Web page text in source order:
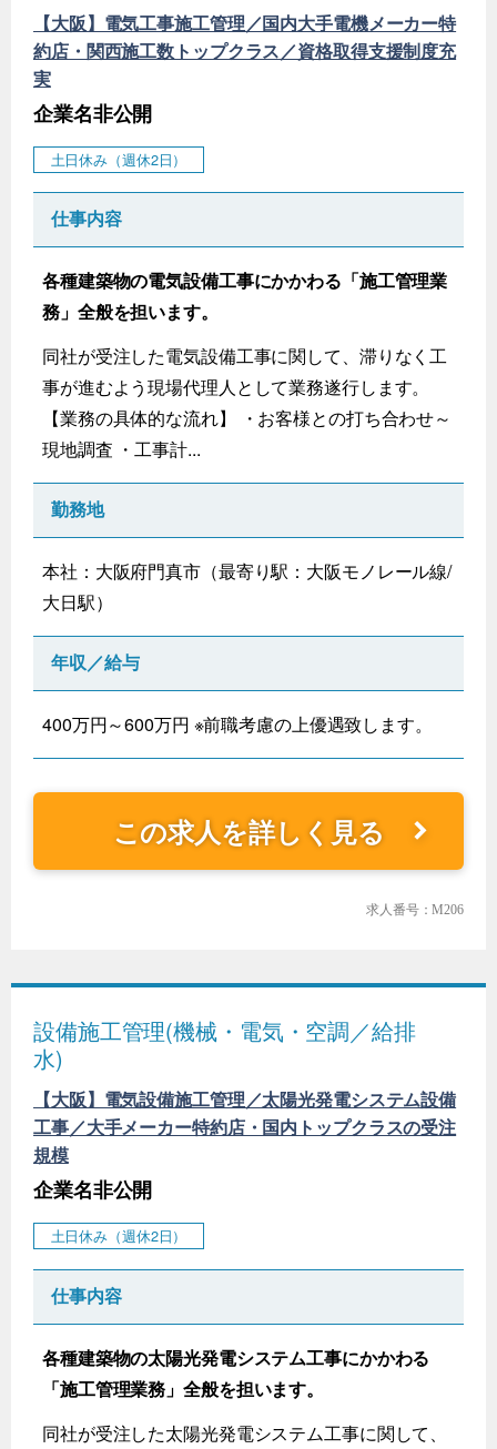
【大阪】電気工事施工管理／国内大手電機メーカー特
約店・関西施工数トップクラス／資格取得支援制度充
実
企業名非公開
土日休み（週休2日）
仕事内容
各種建築物の電気設備工事にかかわる「施工管理業
務」全般を担います。
同社が受注した電気設備工事に関して、滞りなく工
事が進むよう現場代理人として業務遂行します。
【業務の具体的な流れ】 ・お客様との打ち合わせ～
現地調査 ・工事計...
勤務地
本社：大阪府門真市（最寄り駅：大阪モノレール線/
大日駅）
年収／給与
400万円～600万円 ※前職考慮の上優遇致します。
この求人を詳しく見る
求人番号：M206
設備施工管理(機械・電気・空調／給排
水)
【大阪】電気設備施工管理／太陽光発電システム設備
工事／大手メーカー特約店・国内トップクラスの受注
規模
企業名非公開
土日休み（週休2日）
仕事内容
各種建築物の太陽光発電システム工事にかかわる
「施工管理業務」全般を担います。
同社が受注した太陽光発電システム工事に関して、